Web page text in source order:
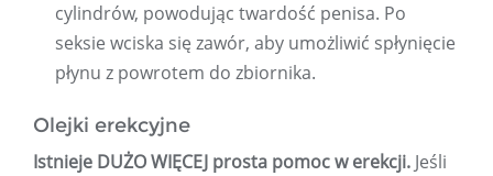
cylindrów, powodując twardość penisa. Po
seksie wciska się zawór, aby umożliwić spłynięcie
płynu z powrotem do zbiornika.
Olejki erekcyjne
Istnieje DUŻO WIĘCEJ prosta pomoc w erekcji. Jeśli